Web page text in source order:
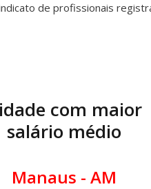
de profissionais
com maior
salário médio
Manaus - AM